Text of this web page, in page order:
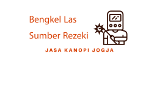
content